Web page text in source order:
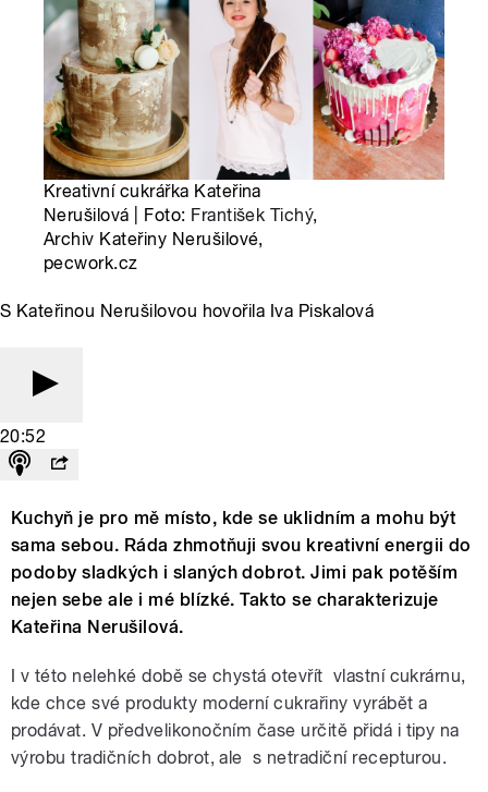
Kreativní cukrářka Kateřina
Nerušilová | Foto: František Tichý,
Archiv Kateřiny Nerušilové,
pecwork.cz
S Kateřinou Nerušilovou hovořila Iva Piskalová
20:52
Kuchyň je pro mě místo, kde se uklidním a mohu být
sama sebou. Ráda zhmotňuji svou kreativní energii do
podoby sladkých i slaných dobrot. Jimi pak potěším
nejen sebe ale i mé blízké. Takto se charakterizuje
Kateřina Nerušilová.
I v této nelehké době se chystá otevřít vlastní cukrárnu,
kde chce své produkty moderní cukrařiny vyrábět a
prodávat. V předvelikonočním čase určitě přidá i tipy na
výrobu tradičních dobrot, ale s netradiční recepturou.